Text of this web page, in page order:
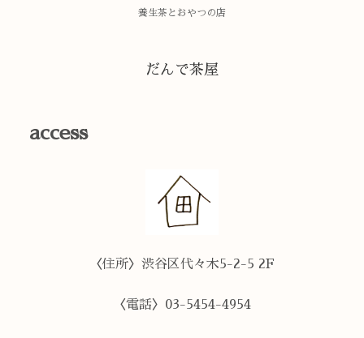
養生茶とおやつの店
だんで茶屋
access
〈住所〉渋谷区代々木5-2-5 2F
〈電話〉03-5454-4954